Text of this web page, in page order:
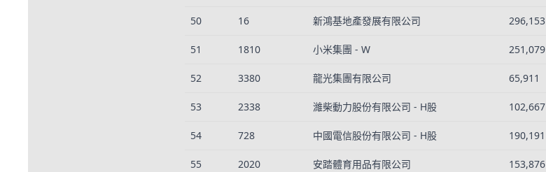
50 16 新鴻基地產發展有限公司 296,153
51 1810 小米集團 - W 251,079
52 3380 龍光集團有限公司 65,911
53 2338 濰柴動力股份有限公司 - H股 102,667
54 728 中國電信股份有限公司 - H股 190,191
55 2020 安踏體育用品有限公司 153,876